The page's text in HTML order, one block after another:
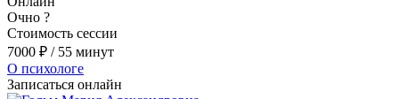
Очно ?
Стоимость сессии
7000 ₽ / 55 минут
О психологе
Записаться онлайн